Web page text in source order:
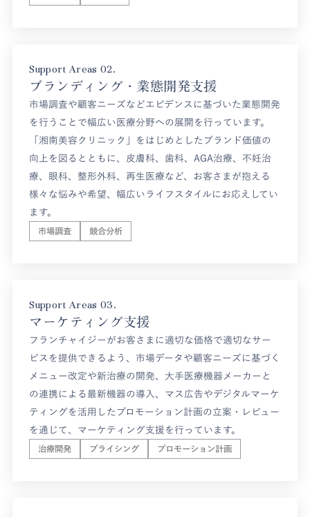
Support Areas 02.
ブランディング・業態開発支援
市場調査や顧客ニーズなどエビデンスに基づいた業態開発
を行うことで幅広い医療分野への展開を行っています。
「湘南美容クリニック」をはじめとしたブランド価値の
向上を図るとともに、皮膚科、歯科、AGA治療、不妊治
療、眼科、整形外科、再生医療など、お客さまが抱える
様々な悩みや希望、幅広いライフスタイルにお応えしてい
ます。
市場調査 競合分析
Support Areas 03.
マーケティング支援
フランチャイジーがお客さまに適切な価格で適切なサー
ビスを提供できるよう、市場データや顧客ニーズに基づく
メニュー改定や新治療の開発、大手医療機器メーカーと
の連携による最新機器の導入、マス広告やデジタルマーケ
ティングを活用したプロモーション計画の立案・レビュー
を通じて、マーケティング支援を行っています。
治療開発 プライシング プロモーション計画